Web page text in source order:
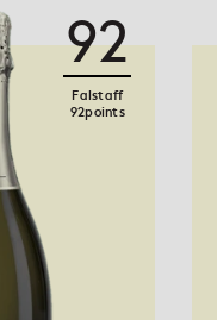
92
Falstaff
92points